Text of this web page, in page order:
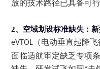
放的技术路径已具备可行
2、 空域划设标准缺失：
eVTOL （电动垂直起降
面临适航审定缺乏专项